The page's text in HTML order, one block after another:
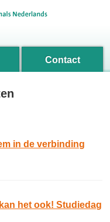
Contact
in de verbinding
het ook! Studiedag